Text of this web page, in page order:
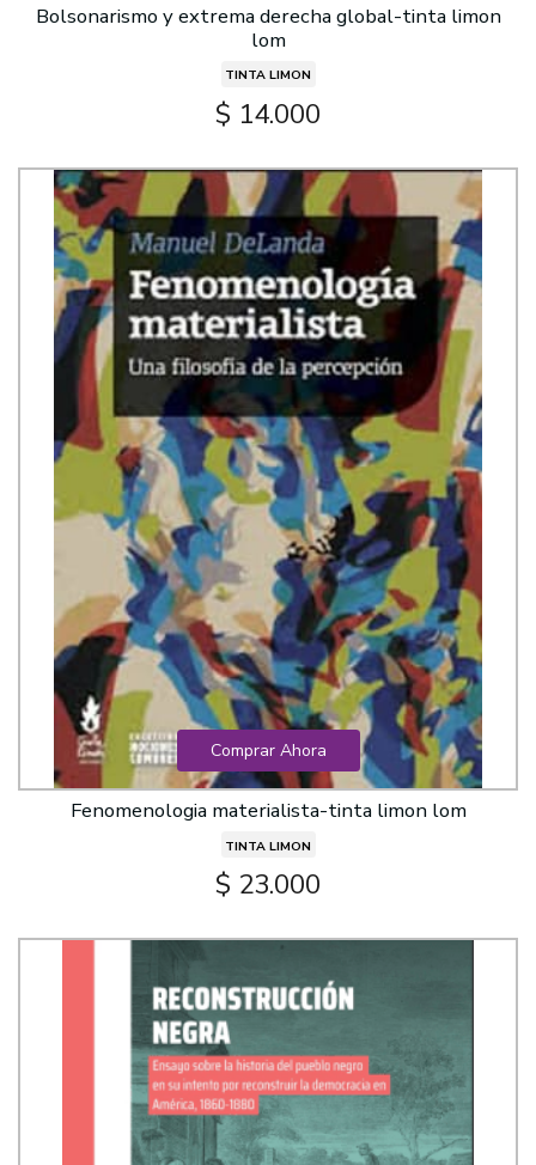
Bolsonarismo y extrema derecha global-tinta limon
lom
TINTA LIMON
$ 14.000
Comprar Ahora
Fenomenologia materialista-tinta limon lom
TINTA LIMON
$ 23.000